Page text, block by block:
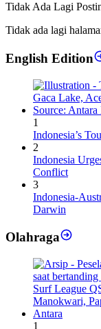
Tidak Ada Lagi
Tidak ada lagi
English Edition
1
Indonesia’s
2
Indonesia
Conflict
3
Indonesia-
Darwin
Olahraga
1